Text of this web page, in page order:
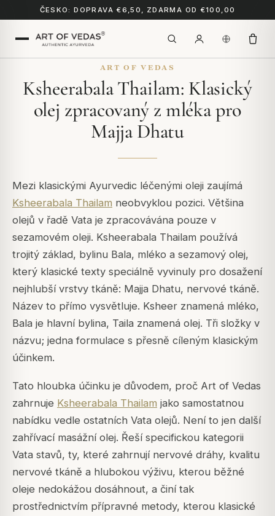
ČESKO: DOPRAVA €6,50, ZDARMA OD €100,00
ART OF VEDAS
Ksheerabala Thailam: Klasický
olej zpracovaný z mléka pro
Majja Dhatu
Mezi klasickými Ayurvedic léčenými oleji zaujímá
Ksheerabala Thailam neobvyklou pozici. Většina
olejů v řadě Vata je zpracovávána pouze v
sezamovém oleji. Ksheerabala Thailam používá
trojitý základ, bylinu Bala, mléko a sezamový olej,
který klasické texty speciálně vyvinuly pro dosažení
nejhlubší vrstvy tkáně: Majja Dhatu, nervové tkáně.
Název to přímo vysvětluje. Ksheer znamená mléko,
Bala je hlavní bylina, Taila znamená olej. Tři složky v
názvu; jedna formulace s přesně cíleným klasickým
účinkem.
Tato hloubka účinku je důvodem, proč Art of Vedas
zahrnuje Ksheerabala Thailam jako samostatnou
nabídku vedle ostatních Vata olejů. Není to jen další
zahřívací masážní olej. Řeší specifickou kategorii
Vata stavů, ty, které zahrnují nervové dráhy, kvalitu
nervové tkáně a hlubokou výživu, kterou běžné
oleje nedokážou dosáhnout, a činí tak
prostřednictvím přípravné metody, kterou klasické